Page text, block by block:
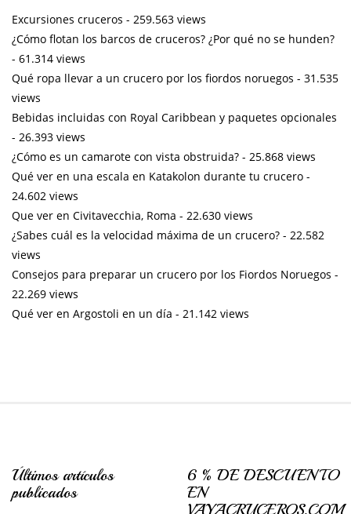
Excursiones cruceros - 259.563 views
¿Cómo flotan los barcos de cruceros? ¿Por qué no se hunden?
- 61.314 views
Qué ropa llevar a un crucero por los fiordos noruegos - 31.535
views
Bebidas incluidas con Royal Caribbean y paquetes opcionales
- 26.393 views
¿Cómo es un camarote con vista obstruida? - 25.868 views
Qué ver en una escala en Katakolon durante tu crucero -
24.602 views
Que ver en Civitavecchia, Roma - 22.630 views
¿Sabes cuál es la velocidad máxima de un crucero? - 22.582
views
Consejos para preparar un crucero por los Fiordos Noruegos -
22.269 views
Qué ver en Argostoli en un día - 21.142 views
Últimos artículos
publicados
6 % DE DESCUENTO
EN
VAYACRUCEROS.COM